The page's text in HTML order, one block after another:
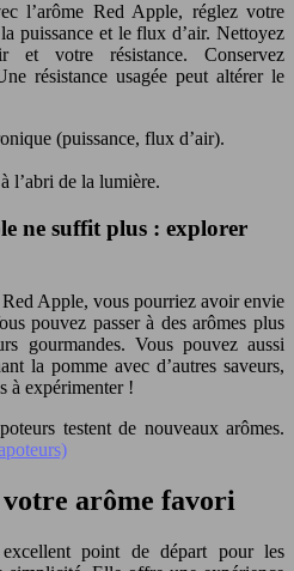
l’arôme Red Apple, réglez votre
puissance et le flux d’air. Nettoyez
et votre résistance. Conservez
résistance usagée peut altérer le
(puissance, flux d’air).
l’abri de la lumière.
ne suffit plus : explorer
Apple, vous pourriez avoir envie
pouvez passer à des arômes plus
gourmandes. Vous pouvez aussi
la pomme avec d’autres saveurs,
à expérimenter !
testent de nouveaux arômes.
arôme favori
point de départ pour les